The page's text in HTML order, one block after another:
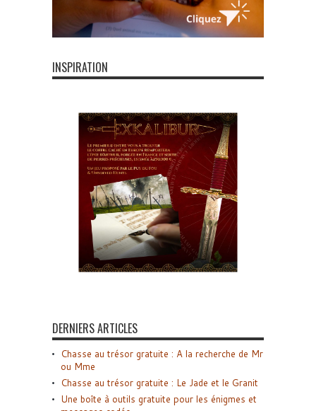
INSPIRATION
DERNIERS ARTICLES
Chasse au trésor gratuite : A la recherche de Mr
ou Mme
Chasse au trésor gratuite : Le Jade et le Granit
Une boîte à outils gratuite pour les énigmes et